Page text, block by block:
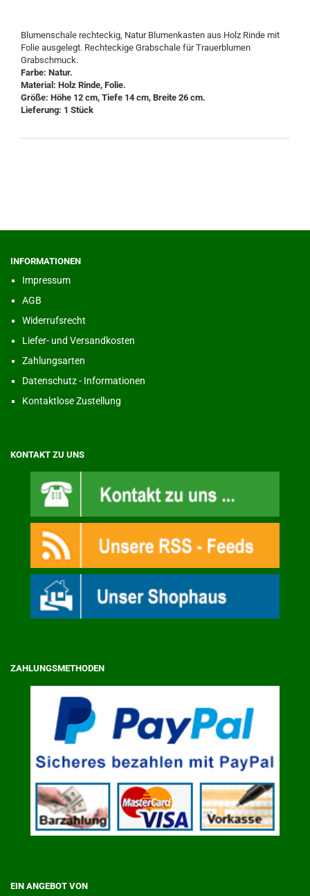
Blumenschale rechteckig, Natur Blumenkasten aus Holz Rinde mit
Folie ausgelegt. Rechteckige Grabschale für Trauerblumen
Grabschmuck.
Farbe: Natur.
Material: Holz Rinde, Folie.
Größe: Höhe 12 cm, Tiefe 14 cm, Breite 26 cm.
Lieferung: 1 Stück
INFORMATIONEN
Impressum
AGB
Widerrufsrecht
Liefer- und Versandkosten
Zahlungsarten
Datenschutz - Informationen
Kontaktlose Zustellung
KONTAKT ZU UNS
ZAHLUNGSMETHODEN
EIN ANGEBOT VON